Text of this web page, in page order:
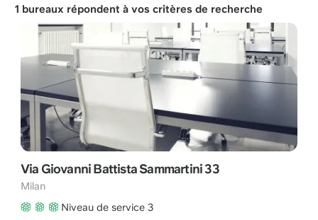
1 bureaux répondent à vos critères de recherche
Via Giovanni Battista Sammartini 33
Milan
Niveau de service 3